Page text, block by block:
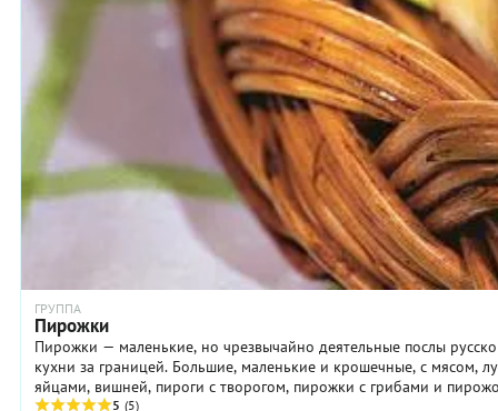
ГРУППА
Пирожки
Пирожки — маленькие, но чрезвычайно деятельные послы
кухни за границей. Большие, маленькие и крошечные, с мясом,
яйцами, вишней, пироги с творогом, пирожки с грибами и
5 (5)